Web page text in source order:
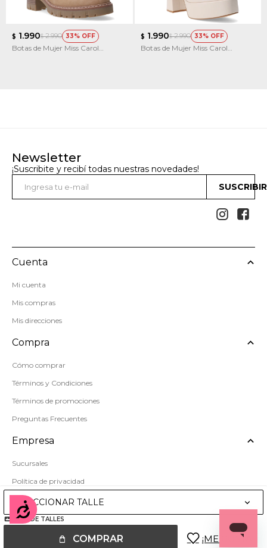
Accesibilidad
SELECCIONAR TALLE
GUÍA DE TALLES
COMPRAR
$ 1.990$ 2.990 33
Botas de Mujer Miss Carol
$ 1.990$ 2.990 33
Botas de Mujer Miss Carol
Newsletter
¡Suscribite y recibí todas nuestras novedades!
 
Cuenta
Mi cuenta
Mis compras
Mis direcciones
Compra
Cómo comprar
Términos y Condiciones
Términos de promociones
Preguntas Frecuentes
Empresa
Sucursales
Política de privacidad
Mapa del sitio